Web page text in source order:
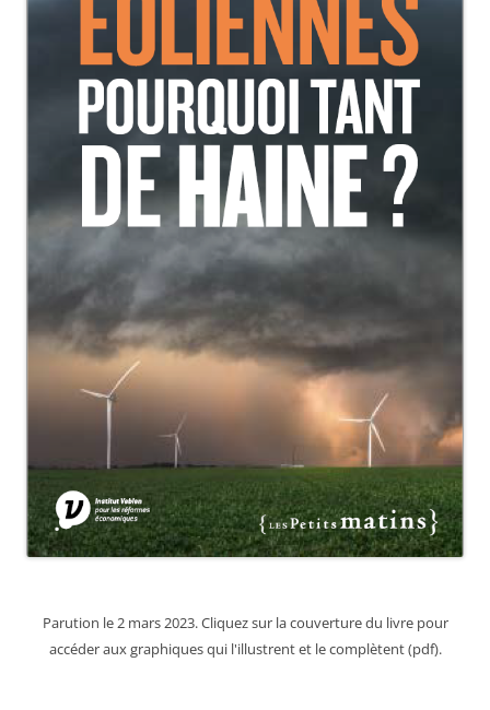
Parution le 2 mars 2023. Cliquez sur la couverture du livre pour
accéder aux graphiques qui l'illustrent et le complètent (pdf).